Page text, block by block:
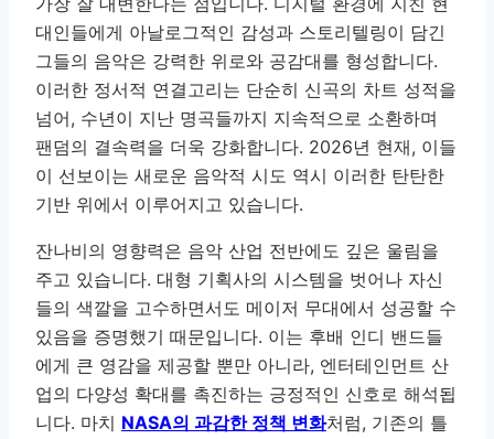
대인들에게 아날로그적인 감성과 스토리텔링이 담긴
그들의 음악은 강력한 위로와 공감대를 형성합니다.
이러한 정서적 연결고리는 단순히 신곡의 차트 성적을
넘어, 수년이 지난 명곡들까지 지속적으로 소환하며
팬덤의 결속력을 더욱 강화합니다. 2026년 현재, 이들
이 선보이는 새로운 음악적 시도 역시 이러한 탄탄한
기반 위에서 이루어지고 있습니다.
잔나비의 영향력은 음악 산업 전반에도 깊은 울림을
주고 있습니다. 대형 기획사의 시스템을 벗어나 자신
들의 색깔을 고수하면서도 메이저 무대에서 성공할 수
있음을 증명했기 때문입니다. 이는 후배 인디 밴드들
에게 큰 영감을 제공할 뿐만 아니라, 엔터테인먼트 산
업의 다양성 확대를 촉진하는 긍정적인 신호로 해석됩
니다. 마치 NASA의 과감한 정책 변화처럼, 기존의 틀